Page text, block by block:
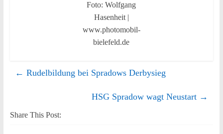
Foto: Wolfgang
Hasenheit |
www.photomobil-
bielefeld.de
← Rudelbildung bei Spradows Derbysieg
HSG Spradow wagt Neustart →
Share This Post: